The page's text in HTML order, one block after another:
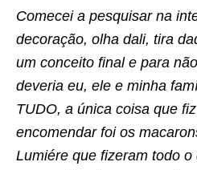
Comecei a pesquisar na
decoração, olha dali, tira
um conceito final e para
deveria eu, ele e minha
TUDO, a única coisa que
encomendar foi os
Lumiére que fizeram todo